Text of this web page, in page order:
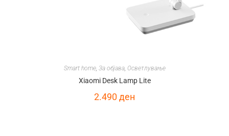
Smart home, За објава, Осветлување
Xiaomi Desk Lamp Lite
2.490ден